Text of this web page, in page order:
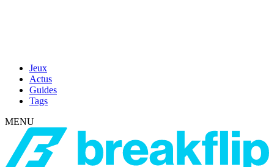
Jeux
Actus
Guides
Tags
MENU